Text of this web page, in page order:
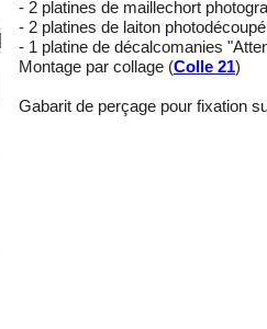
- 2 platines de maillechort
- 2 platines de laiton
- 1 platine de décalcomanies
Montage par collage (Colle 21)
Gabarit de perçage pour fixation